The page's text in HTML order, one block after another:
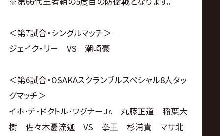
＜第7試合・シングルマッチ＞
ジェイク・リー VS 潮崎豪
＜第6試合・OSAKAスクランブルスペシャル8人タッ
グマッチ＞
イホ･デ･ドクトル･ワグナーJr. 丸藤正道 稲葉大
樹 佐々木憂流迦 VS 拳王 杉浦貴 マサ北